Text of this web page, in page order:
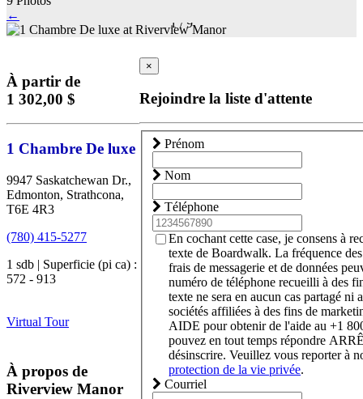
←
1 / 9
À partir de
1 302,00 $
1 Chambre De luxe
9947 Saskatchewan Dr.,
Edmonton, Strathcona,
T6E 4R3
(780) 415-5277
1 sdb | Superficie (pi ca) :
572 - 913
Virtual Tour
À propos de
Riverview Manor
×
Rejoindre la liste d'attente
Prénom
Nom
Téléphone
En cochant cette case, je consens à
texte de Boardwalk. La fréquence
frais de messagerie et de données
numéro de téléphone recueilli à des
texte ne sera en aucun cas partagé ni
sociétés affiliées à des fins de
AIDE pour obtenir de l'aide au +1
pouvez en tout temps répondre
désinscrire. Veuillez vous reporter à
protection de la vie privée.
Courriel